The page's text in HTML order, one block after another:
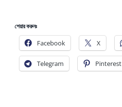
শেয়ার করুনঃ
Facebook X
Telegram Pinterest